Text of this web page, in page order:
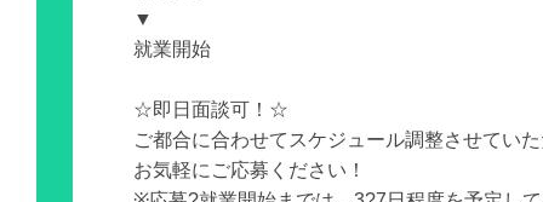
▼
就業開始
☆即日面談可！☆
ご都合に合わせてスケジュール調整させてい
お気軽にご応募ください！